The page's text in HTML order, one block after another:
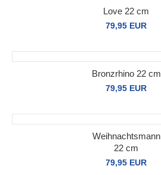
Love 22 cm
79,95 EUR
Bronzrhino 22 cm
79,95 EUR
Weihnachtsmann
22 cm
79,95 EUR